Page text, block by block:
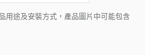
用途及安裝方式，產品圖片中可能包含